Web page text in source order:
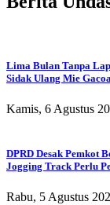
Lima Bulan Tanpa
Sidak Ulang Mie
Kamis, 6 Agustus
DPRD Desak Pemkot
Jogging Track Perlu
Rabu, 5 Agustus